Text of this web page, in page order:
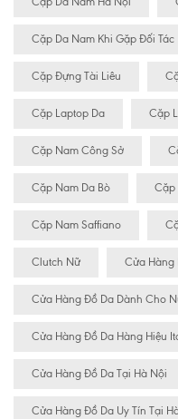
Cặp Da Nam Khi Gặp Đối Tác
Cặp Đựng Tài Liêu
Cặp Laptop Da Cặp
Cặp Nam Công Sở
Cặp Nam Da Bò Cặp
Cặp Nam Saffiano
Clutch Nữ Cửa Hàng
Cửa Hàng Đồ Da Dành Cho
Cửa Hàng Đồ Da Hàng Hiệu
Cửa Hàng Đồ Da Tại Hà Nội
Cửa Hàng Đồ Da Uy Tín Tại